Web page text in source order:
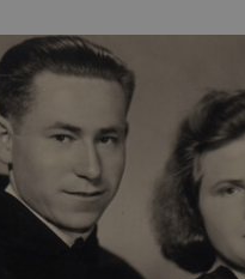
proto by pokoj
a útulně. Předškolní